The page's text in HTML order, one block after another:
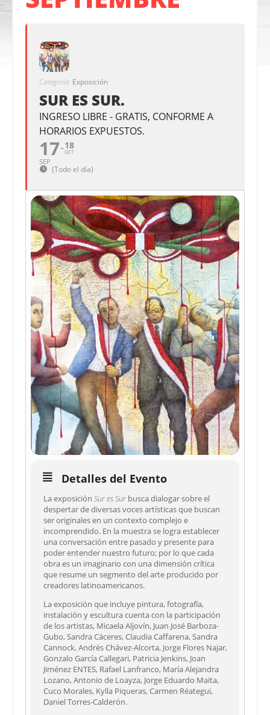
Categoría Exposición
SUR ES SUR.
INGRESO LIBRE - GRATIS, CONFORME A
HORARIOS EXPUESTOS.
17
SEP
18
OCT
(Todo el día)
Detalles del Evento
La exposición Sur es Sur busca dialogar sobre el
despertar de diversas voces artísticas que buscan
ser originales en un contexto complejo e
incomprendido. En la muestra se logra establecer
una conversación entre pasado y presente para
poder entender nuestro futuro; por lo que cada
obra es un imaginario con una dimensión crítica
que resume un segmento del arte producido por
creadores latinoamericanos.
La exposición que incluye pintura, fotografía,
instalación y escultura cuenta con la participación
de los artistas, Micaela Aljovín, Juan José Barboza-
Gubo, Sandra Cáceres, Claudia Caffarena, Sandra
Cannock, Andrés Chávez-Alcorta, Jorge Flores Najar,
Gonzalo García Callegari, Patricia Jenkins, Joan
Jiménez ENTES, Rafael Lanfranco, María Alejandra
Lozano, Antonio de Loayza, Jorge Eduardo Maita,
Cuco Morales, Kylla Piqueras, Carmen Réategui,
Daniel Torres-Calderón.